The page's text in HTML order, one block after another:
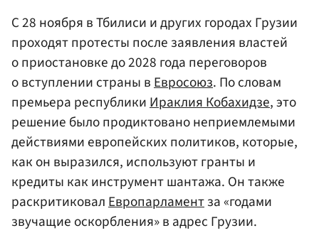
С 28 ноября в Тбилиси и других городах Грузии
проходят протесты после заявления властей
о приостановке до 2028 года переговоров
о вступлении страны вЕвросоюз. По словам
премьера республикиИраклия Кобахидзе, это
решение было продиктовано неприемлемыми
действиями европейских политиков, которые,
как он выразился, используют гранты и
кредиты как инструмент шантажа. Он также
раскритиковалЕвропарламентза «годами
звучащие оскорбления» в адрес Грузии.